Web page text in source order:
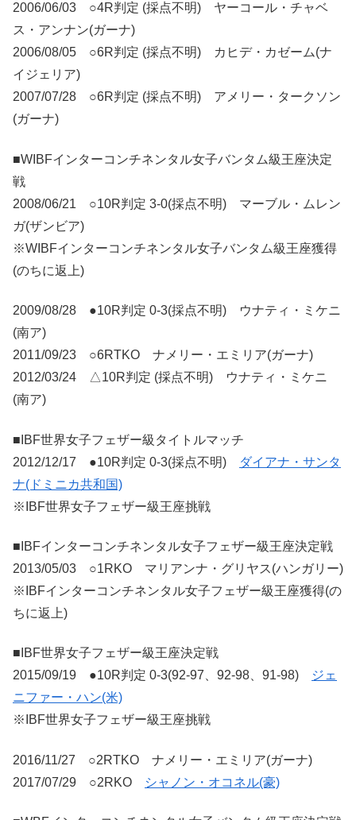
2006/06/03 ○4R判定 (採点不明) ヤーコール・チャベ
ス・アンナン(ガーナ)
2006/08/05 ○6R判定 (採点不明) カヒデ・カゼーム(ナ
イジェリア)
2007/07/28 ○6R判定 (採点不明) アメリー・タークソン
(ガーナ)
■WIBFインターコンチネンタル女子バンタム級王座決定
戦
2008/06/21 ○10R判定 3-0(採点不明) マーブル・ムレン
ガ(ザンビア)
※WIBFインターコンチネンタル女子バンタム級王座獲得
(のちに返上)
2009/08/28 ●10R判定 0-3(採点不明) ウナティ・ミケニ
(南ア)
2011/09/23 ○6RTKO ナメリー・エミリア(ガーナ)
2012/03/24 △10R判定 (採点不明) ウナティ・ミケニ
(南ア)
■IBF世界女子フェザー級タイトルマッチ
2012/12/17 ●10R判定 0-3(採点不明)
ダイアナ・サンタ
ナ(ドミニカ共和国)
※IBF世界女子フェザー級王座挑戦
■IBFインターコンチネンタル女子フェザー級王座決定戦
2013/05/03 ○1RKO マリアンナ・グリヤス(ハンガリー)
※IBFインターコンチネンタル女子フェザー級王座獲得(の
ちに返上)
■IBF世界女子フェザー級王座決定戦
2015/09/19 ●10R判定 0-3(92-97、92-98、91-98)
ジェ
ニファー・ハン(米)
※IBF世界女子フェザー級王座挑戦
2016/11/27 ○2RTKO ナメリー・エミリア(ガーナ)
2017/07/29 ○2RKO
シャノン・オコネル(豪)